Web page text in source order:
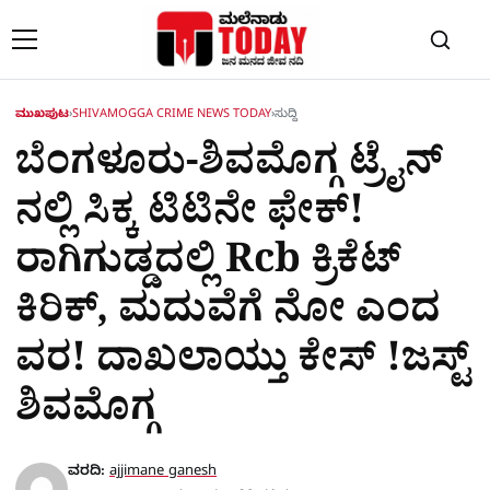
ಮುಖಪುಟ›SHIVAMOGGA CRIME NEWS TODAY›ಸುದ್ದಿ
ಬೆಂಗಳೂರು-ಶಿವಮೊಗ್ಗ ಟ್ರೈನ್​
ನಲ್ಲಿ ಸಿಕ್ಕ ಟಿಟಿನೇ ಫೇಕ್!
ರಾಗಿಗುಡ್ಡದಲ್ಲಿ Rcb ಕ್ರಿಕೆಟ್
ಕಿರಿಕ್, ಮದುವೆಗೆ ನೋ ಎಂದ
ವರ! ದಾಖಲಾಯ್ತು ಕೇಸ್ !ಜಸ್ಟ್
ಶಿವಮೊಗ್ಗ
ವರದಿ: ajjimane ganesh